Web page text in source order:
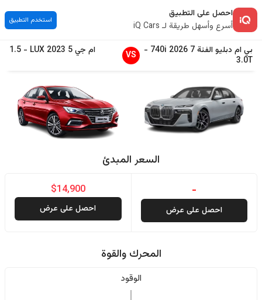
احصل على التطبيق
أسرع وأسهل طريقة لـ iQ Cars
استخدم التطبيق
بي ام دبليوالفئة 7 2026
740i
-
3.0T
VS ام جي5
2023
LUX
-
1.5
السعر المبدئ
-
احصل على عرض
$14,900
احصل على عرض
المحرك والقوة
الوقود